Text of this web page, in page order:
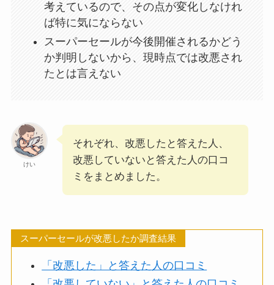
考えているので、その点が変化しなけれ
ば特に気にならない
スーパーセールが今後開催されるかどう
か判明しないから、現時点では改悪され
たとは言えない
けい
それぞれ、改悪したと答えた人、
改悪していないと答えた人の口コ
ミをまとめました。
スーパーセールが改悪したか調査結果
「改悪した」と答えた人の口コミ